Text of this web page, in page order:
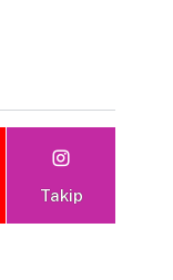
Takip